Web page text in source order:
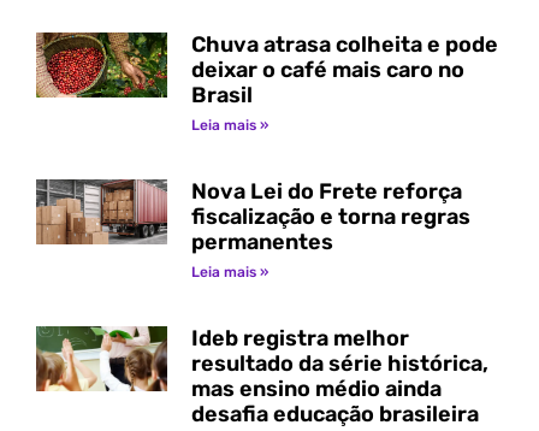
Chuva atrasa colheita e pode
deixar o café mais caro no
Brasil
Leia mais »
Nova Lei do Frete reforça
fiscalização e torna regras
permanentes
Leia mais »
Ideb registra melhor
resultado da série histórica,
mas ensino médio ainda
desafia educação brasileira